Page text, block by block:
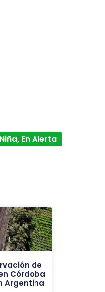
En Alerta
de
Córdoba
Argentina